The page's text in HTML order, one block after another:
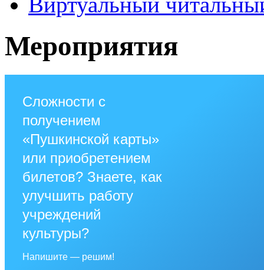
Мероприятия
Сложности с
получением
«Пушкинской карты»
или приобретением
билетов? Знаете, как
улучшить работу
учреждений
культуры?
Напишите — решим!